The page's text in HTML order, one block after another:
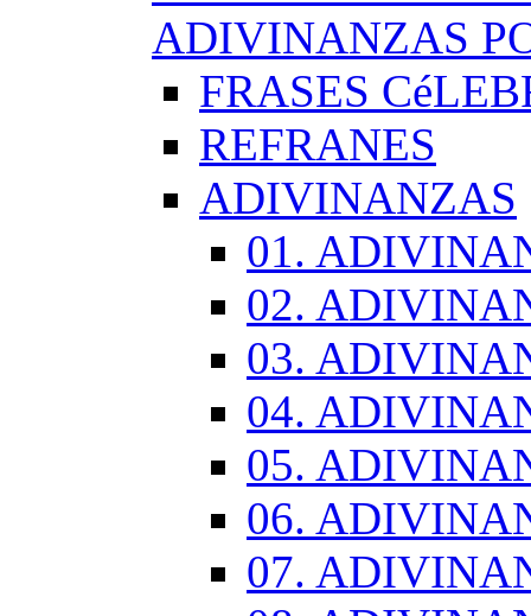
ADIVINANZAS
FRASES
REFRANES
ADIVINANZAS
01.
02.
03.
04.
05.
06.
07.